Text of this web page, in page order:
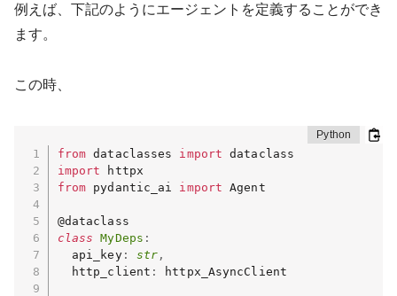
例えば、下記のようにエージェントを定義することができ
ます。
この時、
from dataclasses import
import
from pydantic_ai import Agent
class
MyDeps :
  api_key
: str ,
  http_client
: httpx_AsyncClient